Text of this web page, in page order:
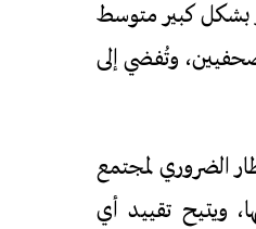
وهو مبلغ يتجاوز بشكل كبير متوسط
وتُفضي إلى
مسمى "الإطار الضروري لمجتمع
ويتيح تقييد أي